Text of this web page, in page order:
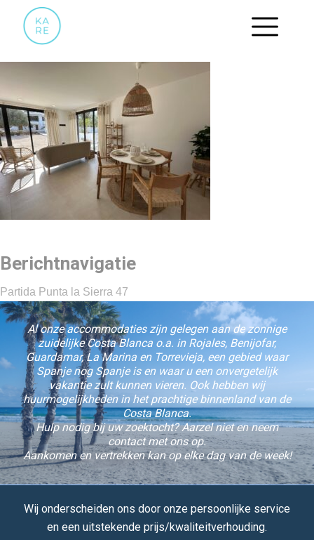
Berichtnavigatie
Partida Punta la Sierra 47
Al onze accommodaties zijn gelegen aan de zonnige
zuidelijke Costa Blanca o.a. in Rojales, Benijofar,
Guardamar, La Marina en Torrevieja, een gebied waar
Spanje nog Spanje is en waar u een onvergetelijk
vakantie zult kunnen vieren. Ook hebben wij
huurmogelijkheden in het prachtige binnenland van de
Costa Blanca.
Hulp nodig bij uw zoektocht? Aarzel niet en neem
contact met ons op.
Aankomen en vertrekken kan op elke dag van de week!
Wij onderscheiden ons door onze persoonlijke service
en een uitstekende prijs/kwaliteitverhouding.